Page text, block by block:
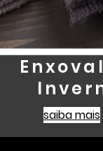
saiba mais